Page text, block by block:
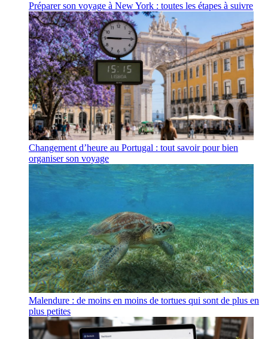
Préparer son voyage à New York : toutes les étapes à suivre
Changement d’heure au Portugal : tout savoir pour bien
organiser son voyage
Malendure : de moins en moins de tortues qui sont de plus en
plus petites